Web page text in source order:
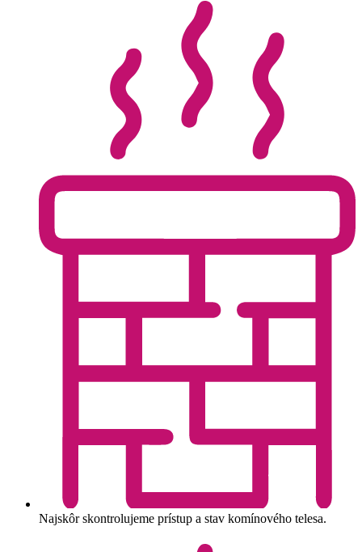
Najskôr skontrolujeme prístup a stav komínového telesa.